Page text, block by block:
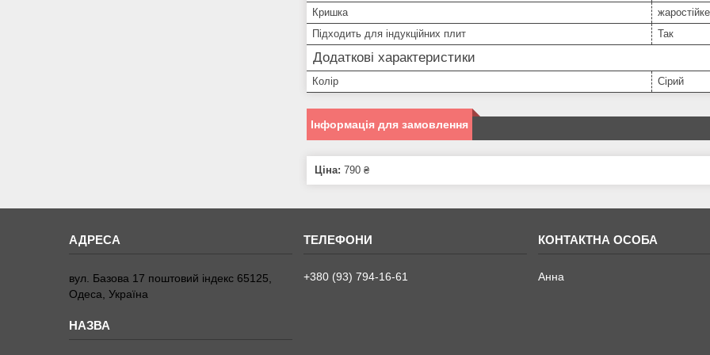
Кришка
Підходить для індукційних плит
Так
Додаткові характеристики
Колір Сірий
Інформація для замовлення
Ціна: 790 ₴
вул. Базова 17 поштовий індекс 65125,
Одеса, Україна
+380 (93) 794-16-61 Анна